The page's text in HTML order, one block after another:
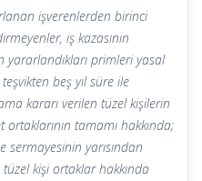
işverenlerden birinci
iş kazasının
primleri yasal
beş yıl süre ile
kararı verilen tüzel kişilerin
tamamı hakkında;
sermayesinin yarısından
kişi ortaklar hakkında